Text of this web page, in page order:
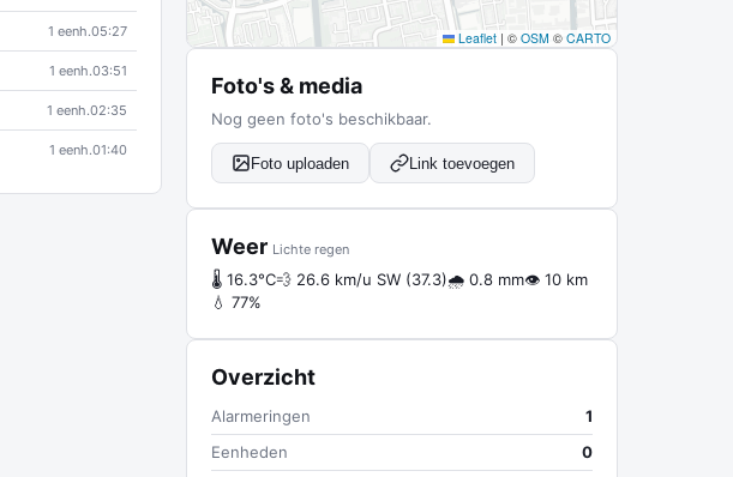
1 eenh.05:27
1 eenh.03:51
1 eenh.02:35
1 eenh.01:40
Leaflet | © OSM © CARTO
Foto's & media
Nog geen foto's beschikbaar.
Foto uploaden Link toevoegen
Weer Lichte regen
🌡 16.3°C💨 26.6 km/u SW (37.3)🌧 0.8 mm👁 10 km
💧 77%
Overzicht
Alarmeringen
1
Eenheden
0